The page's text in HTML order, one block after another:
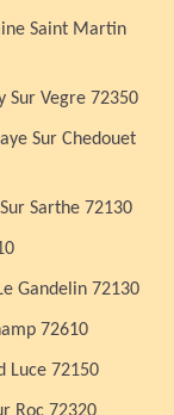
Saint Martin
Sur Vegre 72350
Sur Chedouet
Sarthe 72130
Gandelin 72130
72610
Luce 72150